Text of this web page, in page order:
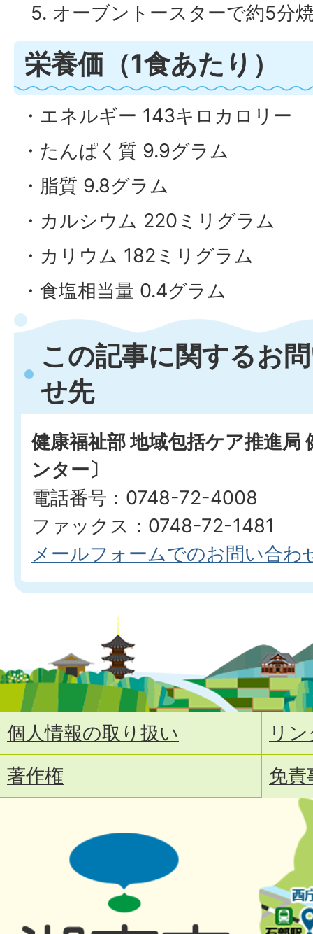
5. オーブントースターで約5分
栄養価（1食あたり）
・エネルギー 143キロカロリー
・たんぱく質 9.9グラム
・脂質 9.8グラム
・カルシウム 220ミリグラム
・カリウム 182ミリグラム
・食塩相当量 0.4グラム
この記事に関するお
せ先
健康福祉部 地域包括ケア推進局
ンター〕
電話番号：0748-72-4008
ファックス：0748-72-1481
メールフォームでのお問い合わ
個人情報の取り扱い
リ
著作権
免責